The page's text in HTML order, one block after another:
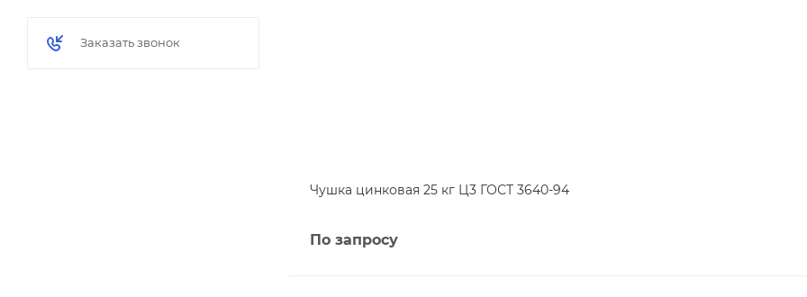
Чушка цинковая 25 кг Ц3 ГОСТ 3640-94
По запросу
Заказать звонок